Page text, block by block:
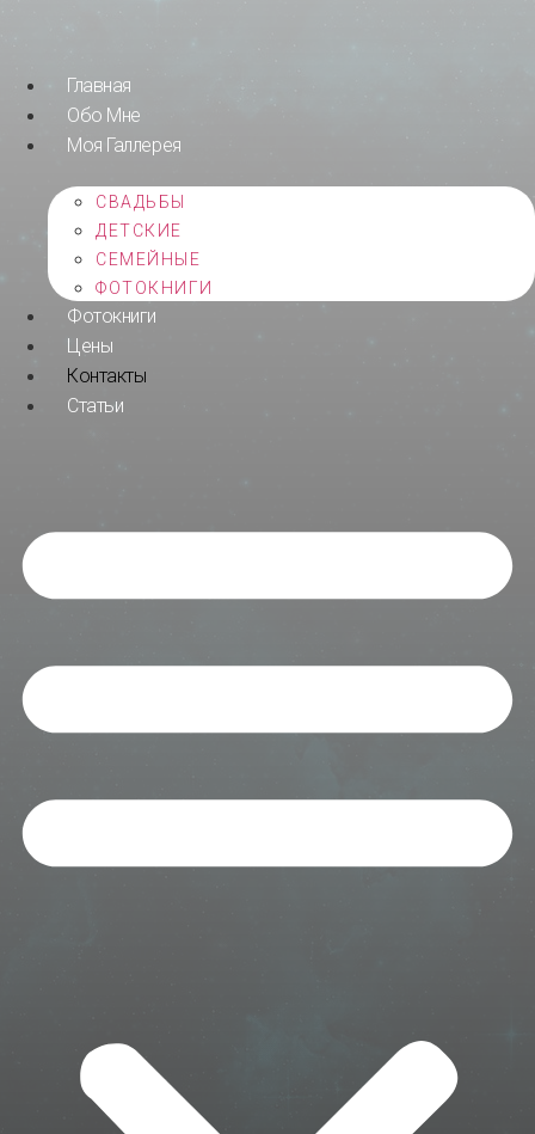
содержимому
Главная
Обо Мне
Моя Галлерея
СВАДЬБЫ
ДЕТСКИЕ
СЕМЕЙНЫЕ
ФОТОКНИГИ
Фотокниги
Цены
Контакты
Статьи